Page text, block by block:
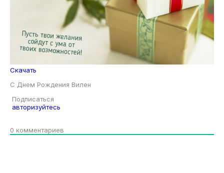
Скачать
С Днем Рождения Вилен
Подписаться
авторизуйтесь
0 комментариев